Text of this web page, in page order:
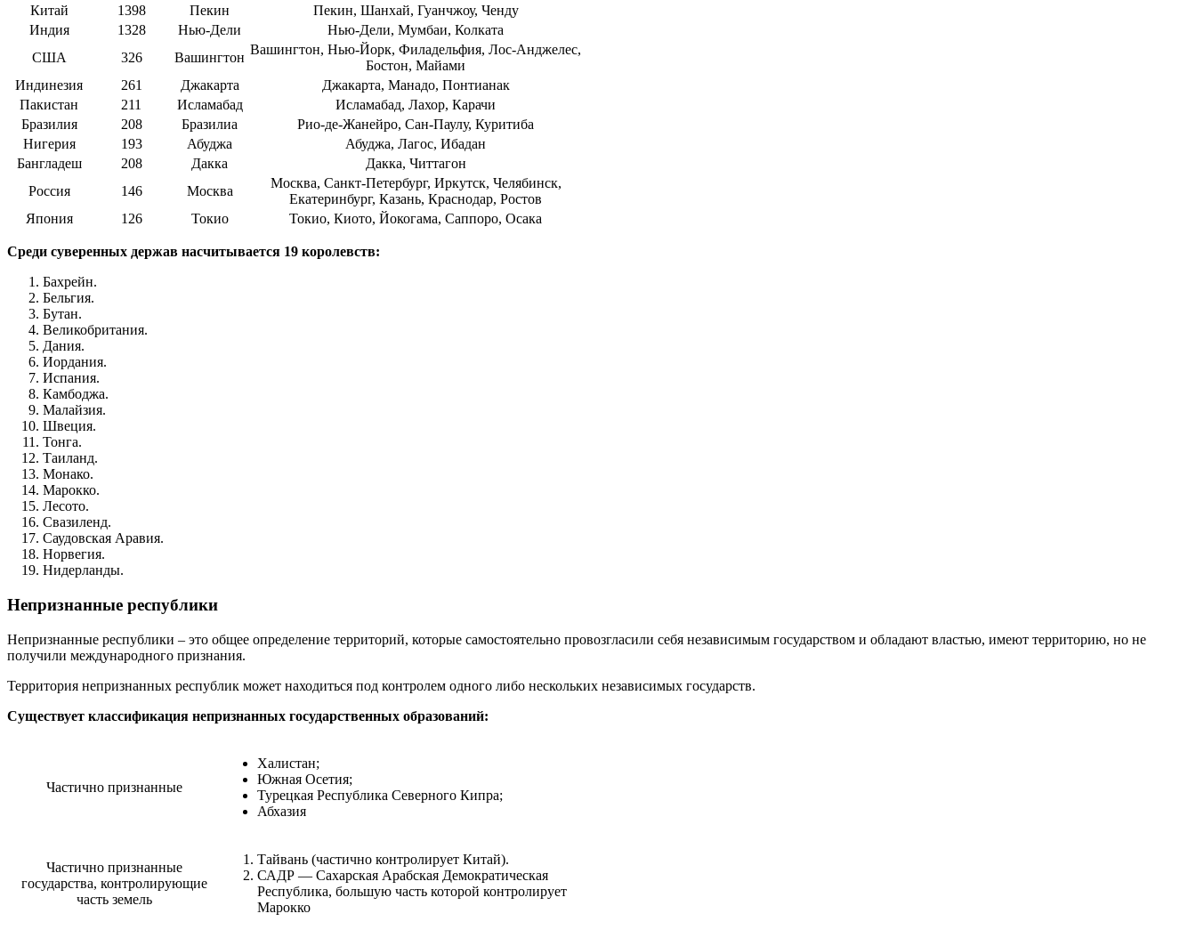
Китай
1398 Пекин
Пекин, Шанхай, Гуанчжоу, Ченду
Индия
1328 Нью-Дели
Нью-Дели, Мумбаи, Колката
США
326 Вашингтон
Вашингтон, Нью-Йорк, Филадельфия, Лос-Анджелес,
Бостон, Майами
Индинезия
261 Джакарта
Джакарта, Манадо, Понтианак
Пакистан
211 Исламабад
Исламабад, Лахор, Карачи
Бразилия
208 Бразилиа
Рио-де-Жанейро, Сан-Паулу, Куритиба
Нигерия
193 Абуджа
Абуджа, Лагос, Ибадан
Бангладеш
208 Дакка
Дакка, Читтагон
Россия
146 Москва
Москва, Санкт-Петербург, Иркутск, Челябинск,
Екатеринбург, Казань, Краснодар, Ростов
Япония
126 Токио Токио, Киото, Йокогама, Саппоро, Осака
Среди суверенных держав насчитывается 19 королевств:
Бахрейн.
Бельгия.
Бутан.
Великобритания.
Дания.
Иордания.
Испания.
Камбоджа.
Малайзия.
Швеция.
Тонга.
Таиланд.
Монако.
Марокко.
Лесото.
Свазиленд.
Саудовская Аравия.
Норвегия.
Нидерланды.
Непризнанные республики
Непризнанные республики – это общее определение территорий, которые самостоятельно провозгласили себя независимым государством и обладают властью, имеют территорию, но не
получили международного признания.
Территория непризнанных республик может находиться под контролем одного либо нескольких независимых государств.
Существует классификация непризнанных государственных образований:
Частично признанные
Халистан;
Южная Осетия;
Турецкая Республика Северного Кипра;
Абхазия
Частично признанные
государства, контролирующие
часть земель
Тайвань (частично контролирует Китай).
САДР — Сахарская Арабская Демократическая
Республика, большую часть которой контролирует
Марокко